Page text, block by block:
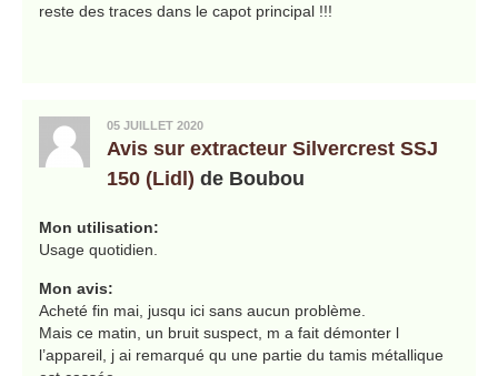
reste des traces dans le capot principal !!!
05 JUILLET 2020
Avis sur extracteur Silvercrest SSJ
150 (Lidl) de Boubou
Mon utilisation:
Usage quotidien.
Mon avis:
Acheté fin mai, jusqu ici sans aucun problème.
Mais ce matin, un bruit suspect, m a fait démonter l
l’appareil, j ai remarqué qu une partie du tamis métallique